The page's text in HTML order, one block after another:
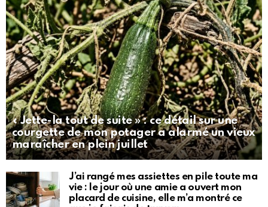
« Jette-la tout de suite » : ce détail sur une
courgette de mon potager a alarmé un vieux
maraîcher en plein juillet
J’ai rangé mes assiettes en pile toute ma
vie : le jour où une amie a ouvert mon
placard de cuisine, elle m’a montré ce